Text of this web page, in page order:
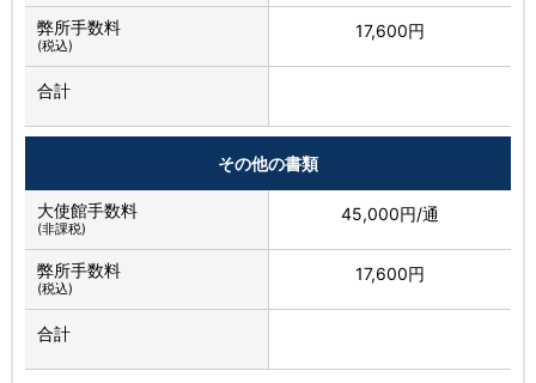
弊所手数料
(税込)
17,600円
合計
その他の書類
大使館手数料
(非課税)
45,000円/通
弊所手数料
(税込)
17,600円
合計